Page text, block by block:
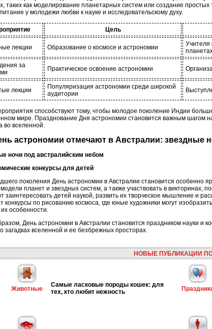
таких как моделирование планетарных систем или создание
у молодежи любви к науке и исследовательскому духу.
Цель
лекции Образование о космосе и астрономии
Учителя
за
Практическое освоение астрономии
лекции
Популяризация астрономии среди широкой
аудитории
способствуют тому, чтобы молодое поколение Индии
мире. Празднование Дня астрономии становится важным шагом
во вселенной.
астрономии отмечают в Австралии: звездные
ночи под австралийским небом
конкурсы для детей
поколения День астрономии в Австралии становится особенно
планет и звездных систем, а также участвовать в викторинах,
заинтересовать детей наукой, развить их творческое мышление и
конкурсы по рисованию космоса, где юные художники могут
особенности.
День астрономии в Австралии становится праздником науки и
загадках вселенной и ее безбрежных просторах.
НОВЫЕ ПУБЛИКАЦИИ
Животные
Самые ласковые породы кошек: для
тех, кто любит нежность